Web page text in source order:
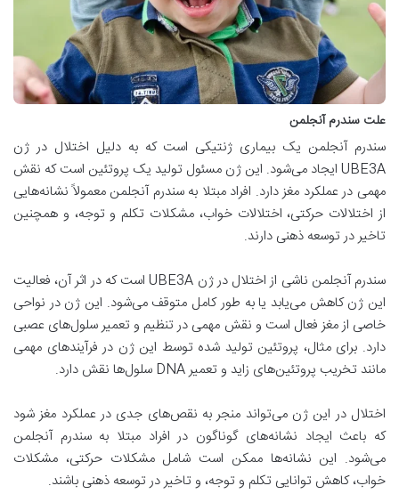
علت سندرم آنجلمن
سندرم آنجلمن یک بیماری ژنتیکی است که به دلیل اختلال در ژن
UBE3A ایجاد می‌شود. این ژن مسئول تولید یک پروتئین است که نقش
مهمی در عملکرد مغز دارد. افراد مبتلا به سندرم آنجلمن معمولاً نشانه‌هایی
از اختلالات حرکتی، اختلالات خواب، مشکلات تکلم و توجه، و همچنین
تاخیر در توسعه ذهنی دارند.
سندرم آنجلمن ناشی از اختلال در ژن UBE3A است که در اثر آن، فعالیت
این ژن کاهش می‌یابد یا به طور کامل متوقف می‌شود. این ژن در نواحی
خاصی از مغز فعال است و نقش مهمی در تنظیم و تعمیر سلول‌های عصبی
دارد. برای مثال، پروتئین تولید شده توسط این ژن در فرآیندهای مهمی
مانند تخریب پروتئین‌های زاید و تعمیر DNA سلول‌ها نقش دارد.
اختلال در این ژن می‌تواند منجر به نقص‌های جدی در عملکرد مغز شود
که باعث ایجاد نشانه‌های گوناگون در افراد مبتلا به سندرم آنجلمن
می‌شود. این نشانه‌ها ممکن است شامل مشکلات حرکتی، مشکلات
خواب، کاهش توانایی تکلم و توجه، و تاخیر در توسعه ذهنی باشند.